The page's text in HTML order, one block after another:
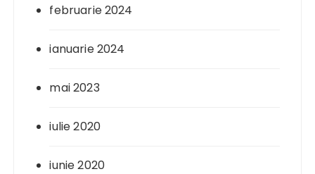
februarie 2024
ianuarie 2024
mai 2023
iulie 2020
iunie 2020